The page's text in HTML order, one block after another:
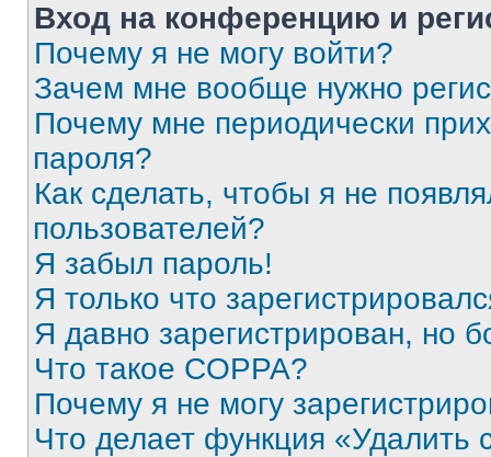
Вход на конференцию и
Почему я не могу войти?
Зачем мне вообще нужно
Почему мне периодически
пароля?
Как сделать, чтобы я не
пользователей?
Я забыл пароль!
Я только что
Я давно зарегистрирован, но
Что такое COPPA?
Почему я не могу
Что делает функция «Удалить